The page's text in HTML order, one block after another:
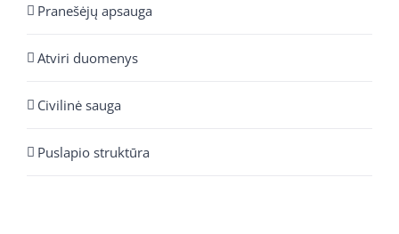
Pranešėjų apsauga
Atviri duomenys
Civilinė sauga
Puslapio struktūra